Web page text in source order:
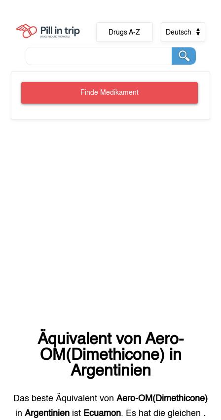
Drugs A-Z Deutsch
Finde Medikament
Äquivalent von Aero-
OM(Dimethicone) in
Argentinien
Das beste Äquivalent von Aero-OM(Dimethicone)
in Argentinien ist Ecuamon. Es hat die gleichen .